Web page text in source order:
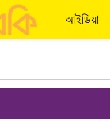
আইডিয়া